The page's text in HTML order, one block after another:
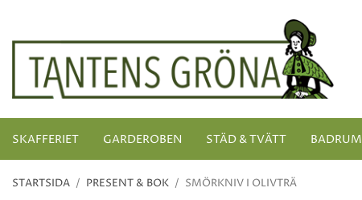
SKAFFERIET GARDEROBEN STÄD & TVÄTT BADRUM
STARTSIDA / PRESENT & BOK / SMÖRKNIV I OLIVTRÄ